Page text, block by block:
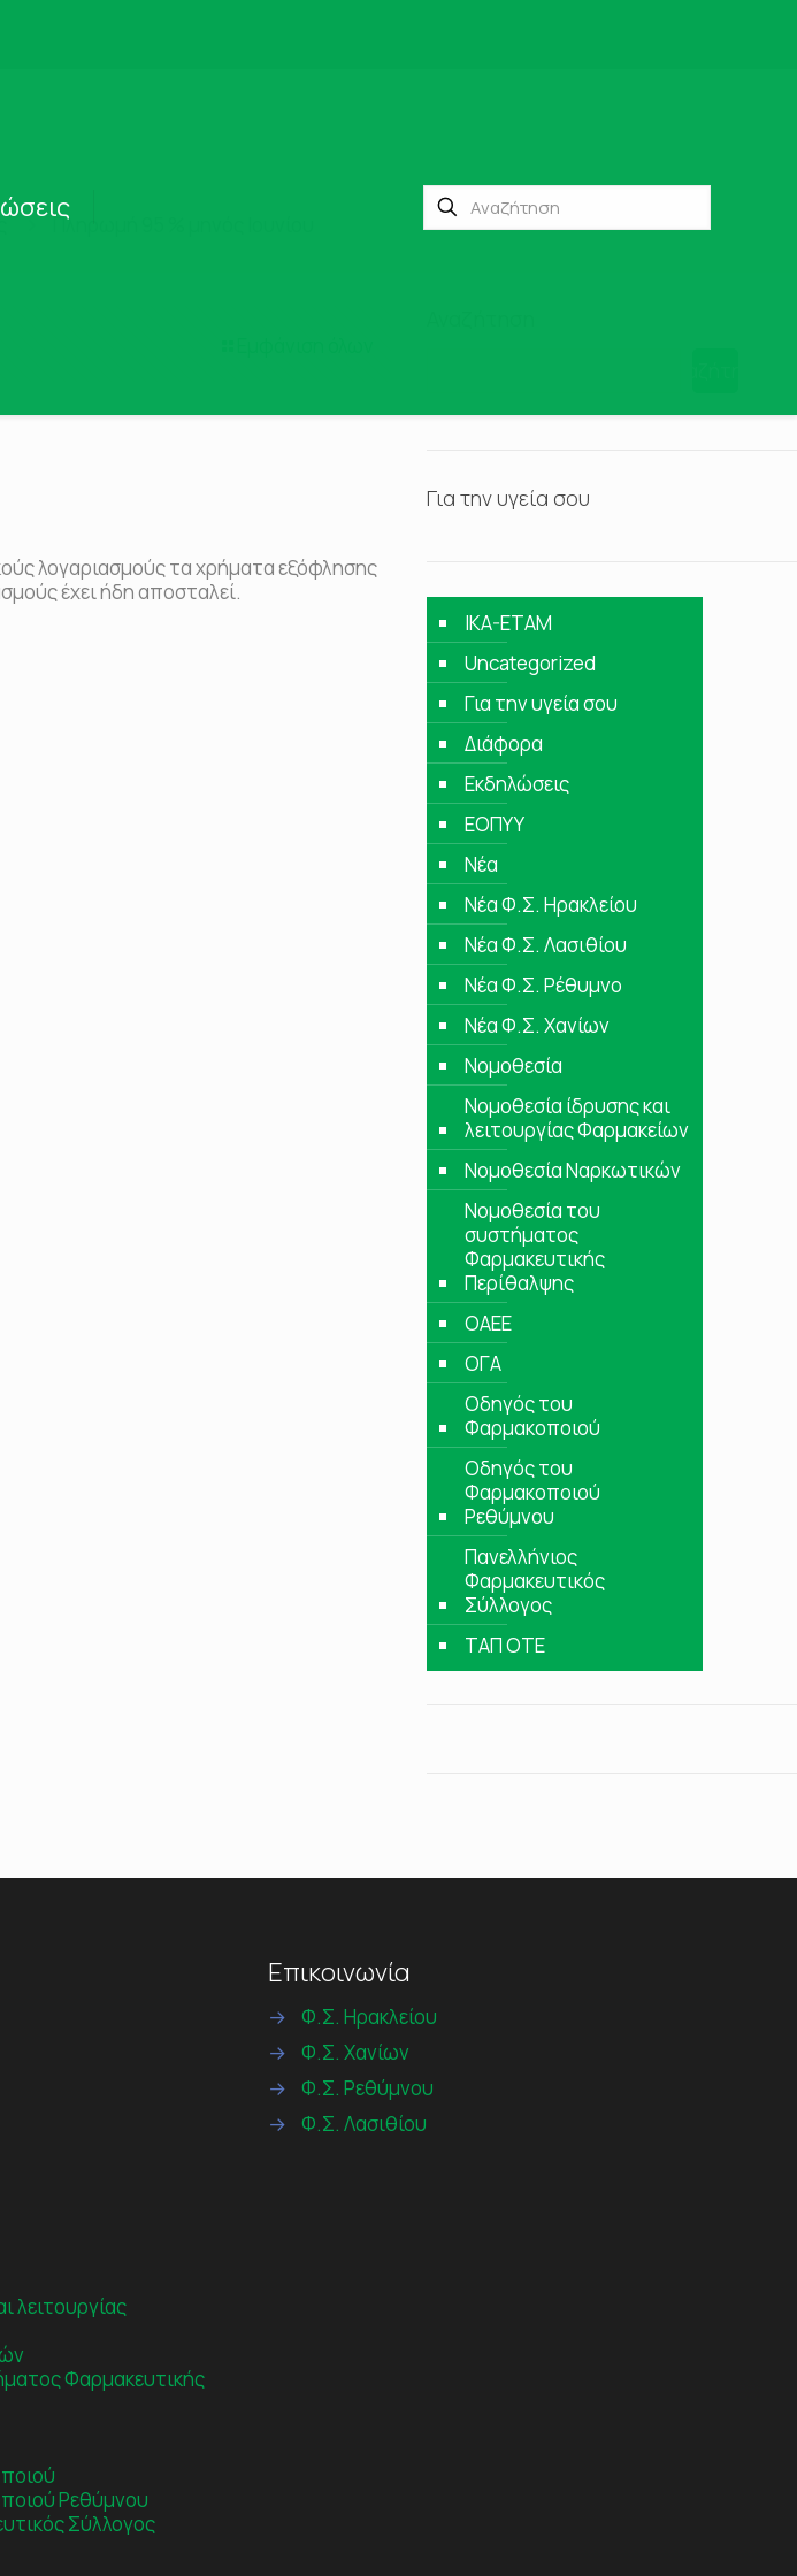
Πληρωμή 95 % μηνός Ιουνίου
λογαριασμούς τα χρήματα εξόφλησης
έχει ήδη αποσταλεί.
Για την υγεία σου
IKA-ETAM
Uncategorized
Για την υγεία σου
Διάφορα
Εκδηλώσεις
ΕΟΠΥΥ
Νέα
Νέα Φ.Σ. Ηρακλείου
Νέα Φ.Σ. Λασιθίου
Νέα Φ.Σ. Ρέθυμνο
Νέα Φ.Σ. Χανίων
Νομοθεσία
Νομοθεσία ίδρυσης και
λειτουργίας Φαρμακείων
Νομοθεσία Ναρκωτικών
Νομοθεσία του
συστήματος
Φαρμακευτικής
Περίθαλψης
ΟΑΕΕ
ΟΓΑ
Οδηγός του
Φαρμακοποιού
Οδηγός του
Φαρμακοποιού
Ρεθύμνου
Πανελλήνιος
Φαρμακευτικός
Σύλλογος
ΤΑΠ ΟΤΕ
λειτουργίας
Φαρμακευτικής
Ρεθύμνου
Σύλλογος
Επικοινωνία
→
Φ.Σ. Ηρακλείου
→
Φ.Σ. Χανίων
→
Φ.Σ. Ρεθύμνου
→
Φ.Σ. Λασιθίου